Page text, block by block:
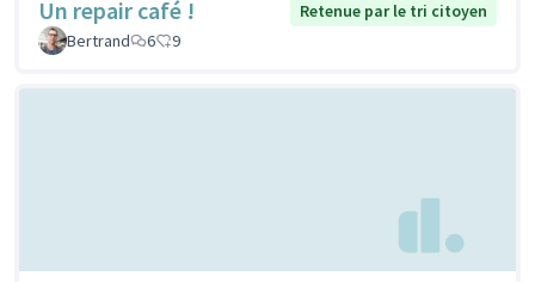
Un repair café !
Retenue par le tri citoyen
Bertrand
6 9